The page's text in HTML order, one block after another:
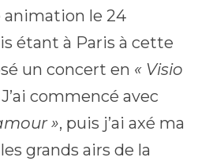
le 24
étant à Paris à cette
un concert en « Visio
J’ai commencé avec
», puis j’ai axé ma
grands airs de la